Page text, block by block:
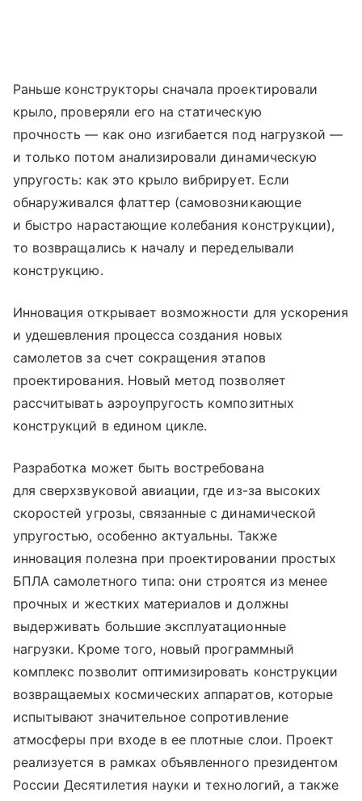
Раньше конструкторы сначала проектировали
крыло, проверяли его на статическую
прочность — как оно изгибается под нагрузкой —
и только потом анализировали динамическую
упругость: как это крыло вибрирует. Если
обнаруживался флаттер (самовозникающие
и быстро нарастающие колебания конструкции),
то возвращались к началу и переделывали
конструкцию.
Инновация открывает возможности для ускорения
и удешевления процесса создания новых
самолетов за счет сокращения этапов
проектирования. Новый метод позволяет
рассчитывать аэроупругость композитных
конструкций в едином цикле.
Разработка может быть востребована
для сверхзвуковой авиации, где из-за высоких
скоростей угрозы, связанные с динамической
упругостью, особенно актуальны. Также
инновация полезна при проектировании простых
БПЛА самолетного типа: они строятся из менее
прочных и жестких материалов и должны
выдерживать большие эксплуатационные
нагрузки. Кроме того, новый программный
комплекс позволит оптимизировать конструкции
возвращаемых космических аппаратов, которые
испытывают значительное сопротивление
атмосферы при входе в ее плотные слои. Проект
реализуется в рамках объявленного президентом
России Десятилетия науки и технологий, а также